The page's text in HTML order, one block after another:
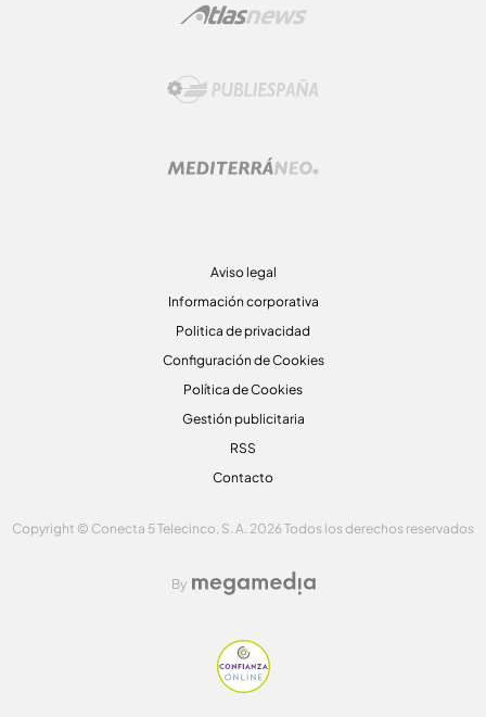
Aviso legal
Información corporativa
Politica de privacidad
Configuración de Cookies
Política de Cookies
Gestión publicitaria
RSS
Contacto
Copyright © Conecta 5 Telecinco, S. A. 2026 Todos los derechos reservados
By